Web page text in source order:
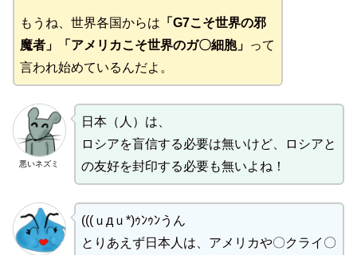
もうね、世界各国からは 「G7こそ世界の邪
魔者」「アメリカこそ世界のガ〇細胞」 って
言われ始めているんだよ。
悪いネズミ
日本（人）は、
ロシアを盲信する必要は無いけど、ロシアと
の友好を封印する必要も無いよね！
(((ｕдｕ*)ｩﾝｩﾝうん
とりあえず日本人は、アメリカや〇クライ〇